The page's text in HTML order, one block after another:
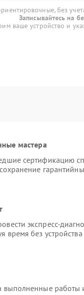
без
Записывайтесь на
ваше устройство и
мастера
сертификацию
экспресс-
время без устройства
выполненные работы